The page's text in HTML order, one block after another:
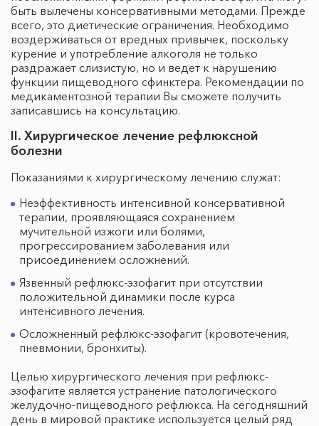
быть вылечены консервативными методами. Прежде
всего, это диетические ограничения. Необходимо
воздерживаться от вредных привычек, поскольку
курение и употребление алкоголя не только
раздражает слизистую, но и ведет к нарушению
функции пищеводного сфинктера. Рекомендации по
медикаментозной терапии Вы сможете получить
записавшись на консультацию.
II. Хирургическое лечение рефлюксной
болезни
Показаниями к хирургическому лечению служат:
Неэффективность интенсивной консервативной
терапии, проявляющаяся сохранением
мучительной изжоги или болями,
прогрессированием заболевания или
присоединением осложнений.
Язвенный рефлюкс-эзофагит при отсутствии
положительной динамики после курса
интенсивного лечения.
Осложненный рефлюкс-эзофагит (кровотечения,
пневмонии, бронхиты).
Целью хирургического лечения при рефлюкс-
эзофагите является устранение патологического
желудочно-пищеводного рефлюкса. На сегодняшний
день в мировой практике используется целый ряд